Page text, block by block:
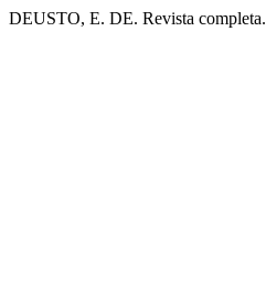
DEUSTO, E. DE. Revista completa.